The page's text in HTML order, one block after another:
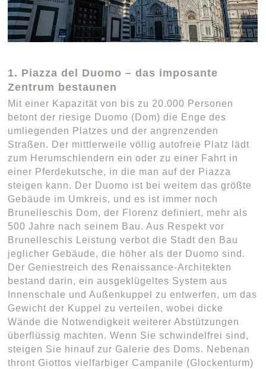
1. Piazza del Duomo – das imposante
Zentrum bestaunen
Mit einer Kapazität von bis zu 20.000 Personen
betont der riesige Duomo (Dom) die Enge des
umliegenden Platzes und der angrenzenden
Straßen. Der mittlerweile völlig autofreie Platz lädt
zum Herumschlendern ein oder zu einer Fahrt in
einer Pferdekutsche, in die man auf der Piazza
steigen kann. Der Duomo ist bei weitem das größte
Gebäude im Umkreis, und es ist immer noch
Brunelleschis Dom, der Florenz definiert, mehr als
500 Jahre nach seinem Bau. Aus Respekt vor
Brunelleschis Leistung verbot die Stadt den Bau
jeglicher Gebäude, die höher als der Duomo sind.
Der Geniestreich des Renaissance-Architekten
bestand darin, ein ausgeklügeltes System aus
Innenschale und Außenkuppel zu entwerfen, um das
Gewicht der Kuppel zu verteilen, wobei dicke
Wände die Notwendigkeit weiterer Abstützungen
überflüssig machten. Wenn Sie schwindelfrei sind,
steigen Sie hinauf zur Galerie des Doms. Nebenan
thront Giottos vielfarbiger Campanile (Glockenturm)